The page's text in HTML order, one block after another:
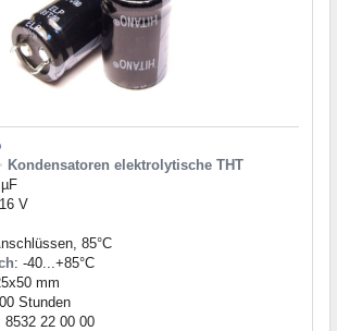
Kondensatoren elektrolytische THT
V
85°C
: -40...+85°C
mm
Stunden
8532 22 00 00